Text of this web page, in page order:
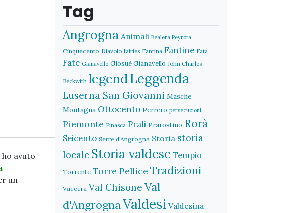
avuto
un
Tag
Angrogna Animali Bealera Peyrota
Cinquecento Diavolo fairies Fantina Fantine Fata
Fate Gianavello Giosuè Gianavello John Charles
Beckwith legendLeggenda
Luserna San Giovanni Masche
Montagna Ottocento Perrero persecuzioni
Piemonte Pinasca Prali Prarostino Rorà
Seicento Serre d'Angrogna Storia storia
locale Storia valdese Tempio
Torrente Torre Pellice Tradizioni
Vaccera Val Chisone Val
d'AngrognaValdesi Valdesina